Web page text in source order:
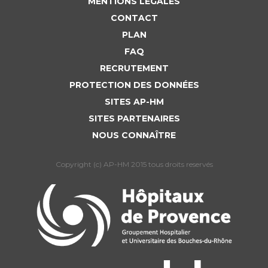
CONTACT
PLAN
FAQ
RECRUTEMENT
PROTECTION DES DONNÉES
SITES AP-HM
SITES PARTENAIRES
NOUS CONNAÎTRE
Copyright (c) AP-HM 2015 tous droits reservés